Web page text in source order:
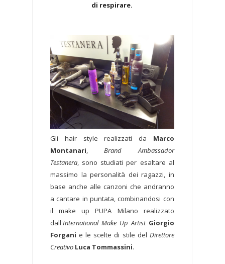
di respirare.
Gli hair style realizzati da Marco
Montanari ,Brand Ambassador
Testanera , sono studiati per esaltare al
massimo la personalità dei ragazzi, in
base anche alle canzoni che andranno
a cantare in puntata, combinandosi con
il make up PUPA Milano realizzato
dall'International Make Up Artist Giorgio
Forgani e le scelte di stile del Direttore
Creativo Luca Tommassini.